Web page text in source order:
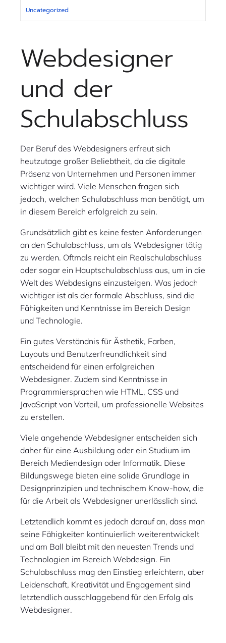
Uncategorized
Webdesigner
und der
Schulabschluss
Der Beruf des Webdesigners erfreut sich
heutzutage großer Beliebtheit, da die digitale
Präsenz von Unternehmen und Personen immer
wichtiger wird. Viele Menschen fragen sich
jedoch, welchen Schulabschluss man benötigt, um
in diesem Bereich erfolgreich zu sein.
Grundsätzlich gibt es keine festen Anforderungen
an den Schulabschluss, um als Webdesigner tätig
zu werden. Oftmals reicht ein Realschulabschluss
oder sogar ein Hauptschulabschluss aus, um in die
Welt des Webdesigns einzusteigen. Was jedoch
wichtiger ist als der formale Abschluss, sind die
Fähigkeiten und Kenntnisse im Bereich Design
und Technologie.
Ein gutes Verständnis für Ästhetik, Farben,
Layouts und Benutzerfreundlichkeit sind
entscheidend für einen erfolgreichen
Webdesigner. Zudem sind Kenntnisse in
Programmiersprachen wie HTML, CSS und
JavaScript von Vorteil, um professionelle Websites
zu erstellen.
Viele angehende Webdesigner entscheiden sich
daher für eine Ausbildung oder ein Studium im
Bereich Mediendesign oder Informatik. Diese
Bildungswege bieten eine solide Grundlage in
Designprinzipien und technischem Know-how, die
für die Arbeit als Webdesigner unerlässlich sind.
Letztendlich kommt es jedoch darauf an, dass man
seine Fähigkeiten kontinuierlich weiterentwickelt
und am Ball bleibt mit den neuesten Trends und
Technologien im Bereich Webdesign. Ein
Schulabschluss mag den Einstieg erleichtern, aber
Leidenschaft, Kreativität und Engagement sind
letztendlich ausschlaggebend für den Erfolg als
Webdesigner.